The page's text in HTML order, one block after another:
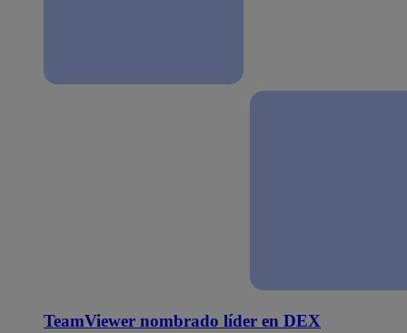
TeamViewer nombrado líder en DEX